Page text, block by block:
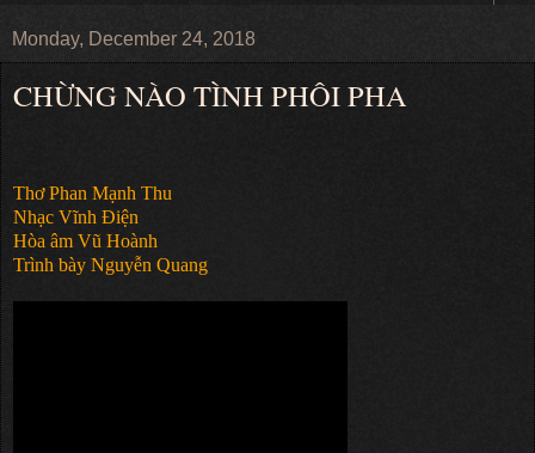
Monday, December 24, 2018
CHỪNG NÀO TÌNH PHÔI PHA
Thơ Phan Mạnh Thu
Nhạc Vĩnh Điện
Hòa âm Vũ Hoành
Trình bày Nguyễn Quang